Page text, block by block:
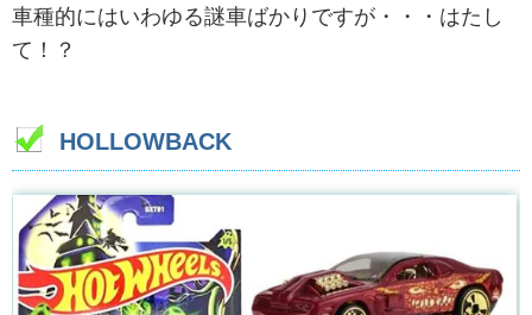
車種的にはいわゆる謎車ばかりですが・・・はたし
て！？
HOLLOWBACK